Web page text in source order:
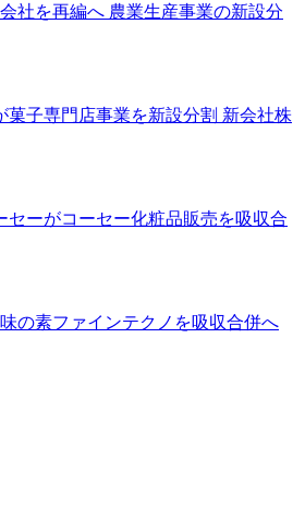
社を再編へ 農業生産事業の新設分
菓子専門店事業を新設分割 新会社株
セーがコーセー化粧品販売を吸収合
の素ファインテクノを吸収合併へ